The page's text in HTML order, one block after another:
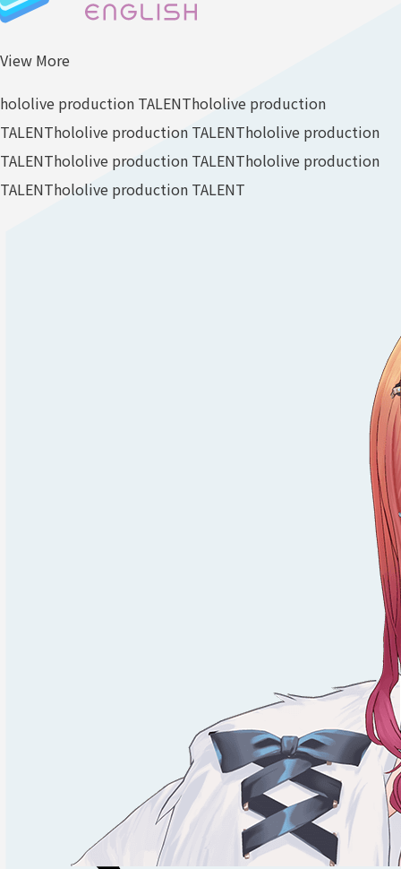
View More
hololive production TALENThololive production
TALENThololive production TALENThololive production
TALENThololive production TALENThololive production
TALENThololive production TALENT